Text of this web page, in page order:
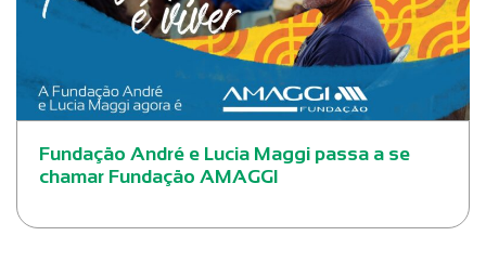
Fundação André e Lucia Maggi passa a se
chamar Fundação AMAGGI